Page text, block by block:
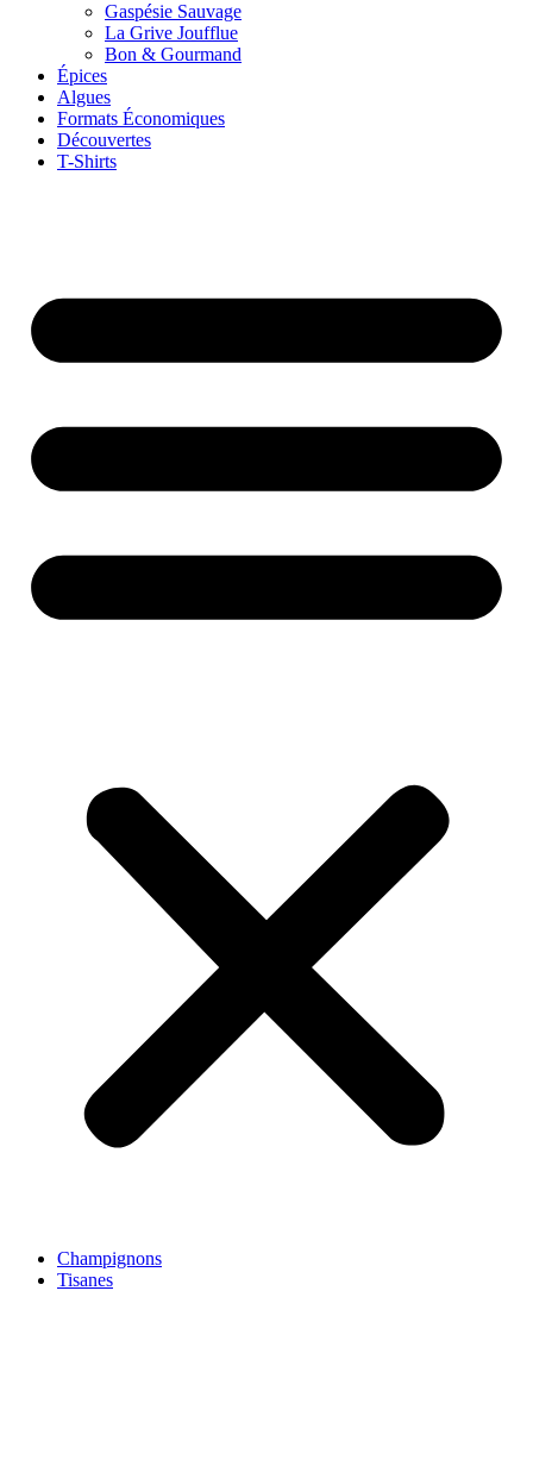
Gaspésie Sauvage
La Grive Joufflue
Bon & Gourmand
Épices
Algues
Formats Économiques
Découvertes
T-Shirts
Champignons
Tisanes